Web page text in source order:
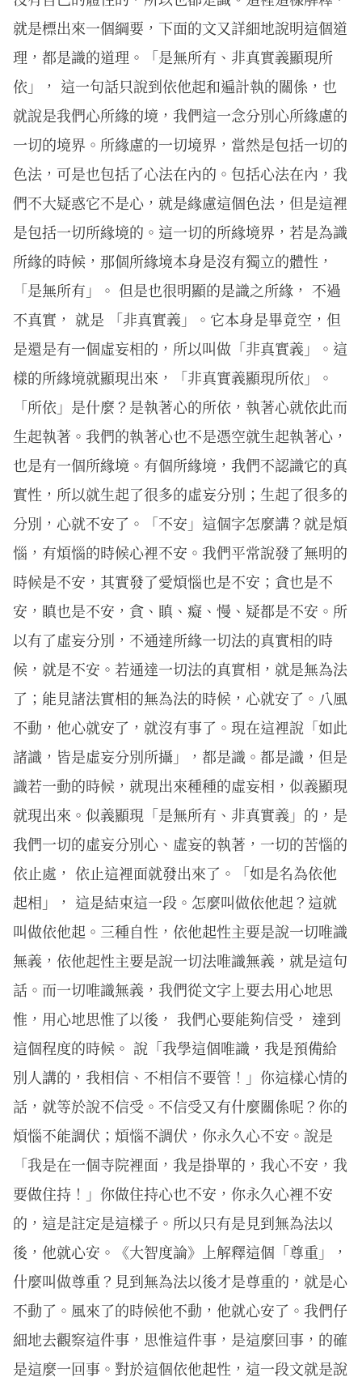
就是標出來一個綱要，下面的文又詳細地說明這個道
理，都是識的道理。「是無所有、非真實義顯現所
依」， 這一句話只說到依他起和遍計執的關係，也
就說是我們心所緣的境，我們這一念分別心所緣慮的
一切的境界。所緣慮的一切境界，當然是包括一切的
色法，可是也包括了心法在內的。包括心法在內，我
們不大疑惑它不是心，就是緣慮這個色法，但是這裡
是包括一切所緣境的。這一切的所緣境界，若是為識
所緣的時候，那個所緣境本身是沒有獨立的體性，
「是無所有」。 但是也很明顯的是識之所緣， 不過
不真實， 就是 「非真實義」。它本身是畢竟空，但
是還是有一個虛妄相的，所以叫做「非真實義」。這
樣的所緣境就顯現出來，「非真實義顯現所依」。
「所依」是什麼？是執著心的所依，執著心就依此而
生起執著。我們的執著心也不是憑空就生起執著心，
也是有一個所緣境。有個所緣境，我們不認識它的真
實性，所以就生起了很多的虛妄分別；生起了很多的
分別，心就不安了。「不安」這個字怎麼講？就是煩
惱，有煩惱的時候心裡不安。我們平常說發了無明的
時候是不安，其實發了愛煩惱也是不安；貪也是不
安，瞋也是不安，貪、瞋、癡、慢、疑都是不安。所
以有了虛妄分別，不通達所緣一切法的真實相的時
候，就是不安。若通達一切法的真實相，就是無為法
了；能見諸法實相的無為法的時候，心就安了。八風
不動，他心就安了，就沒有事了。現在這裡說「如此
諸識，皆是虛妄分別所攝」，都是識。都是識，但是
識若一動的時候，就現出來種種的虛妄相，似義顯現
就現出來。似義顯現「是無所有、非真實義」的，是
我們一切的虛妄分別心、虛妄的執著，一切的苦惱的
依止處， 依止這裡面就發出來了。「如是名為依他
起相」， 這是結束這一段。怎麼叫做依他起？這就
叫做依他起。三種自性，依他起性主要是說一切唯識
無義，依他起性主要是說一切法唯識無義，就是這句
話。而一切唯識無義，我們從文字上要去用心地思
惟，用心地思惟了以後， 我們心要能夠信受， 達到
這個程度的時候。 說「我學這個唯識，我是預備給
別人講的，我相信、不相信不要管！」你這樣心情的
話，就等於說不信受。不信受又有什麼關係呢？你的
煩惱不能調伏；煩惱不調伏，你永久心不安。說是
「我是在一個寺院裡面，我是掛單的，我心不安，我
要做住持！」你做住持心也不安，你永久心裡不安
的，這是註定是這樣子。所以只有是見到無為法以
後，他就心安。《大智度論》上解釋這個「尊重」，
什麼叫做尊重？見到無為法以後才是尊重的，就是心
不動了。風來了的時候他不動，他就心安了。我們仔
細地去觀察這件事，思惟這件事，是這麼回事，的確
是這麼一回事。對於這個依他起性，這一段文就是說